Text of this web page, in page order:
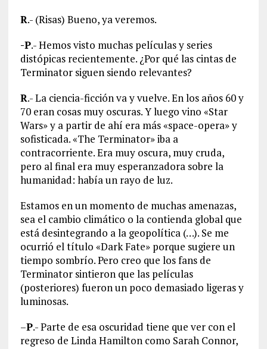
R.- (Risas) Bueno, ya veremos.
-P.- Hemos visto muchas películas y series
distópicas recientemente. ¿Por qué las cintas de
Terminator siguen siendo relevantes?
R.- La ciencia-ficción va y vuelve. En los años 60 y
70 eran cosas muy oscuras. Y luego vino «Star
Wars» y a partir de ahí era más «space-opera» y
sofisticada. «The Terminator» iba a
contracorriente. Era muy oscura, muy cruda,
pero al final era muy esperanzadora sobre la
humanidad: había un rayo de luz.
Estamos en un momento de muchas amenazas,
sea el cambio climático o la contienda global que
está desintegrando a la geopolítica (…). Se me
ocurrió el título «Dark Fate» porque sugiere un
tiempo sombrío. Pero creo que los fans de
Terminator sintieron que las películas
(posteriores) fueron un poco demasiado ligeras y
luminosas.
–P.- Parte de esa oscuridad tiene que ver con el
regreso de Linda Hamilton como Sarah Connor,